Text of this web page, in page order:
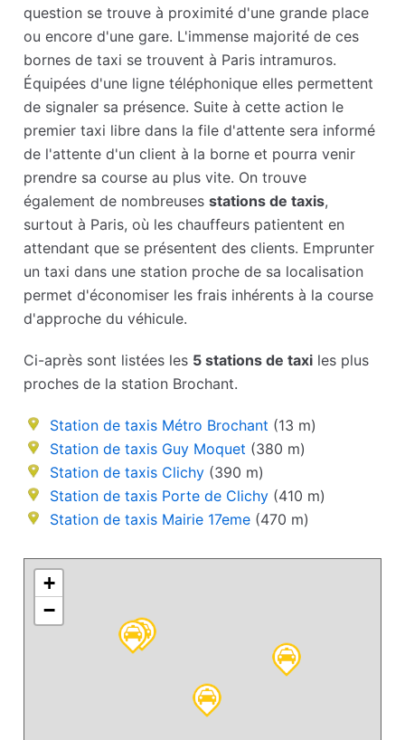
question se trouve à proximité d'une grande place
ou encore d'une gare. L'immense majorité de ces
bornes de taxi se trouvent à Paris intramuros.
Équipées d'une ligne téléphonique elles permettent
de signaler sa présence. Suite à cette action le
premier taxi libre dans la file d'attente sera informé
de l'attente d'un client à la borne et pourra venir
prendre sa course au plus vite. On trouve
également de nombreusesstations de taxis,
surtout à Paris, où les chauffeurs patientent en
attendant que se présentent des clients. Emprunter
un taxi dans une station proche de sa localisation
permet d'économiser les frais inhérents à la course
d'approche du véhicule.
Ci-après sont listées les 5 stations de taxi les plus
proches de la station Brochant.
Station de taxis Métro Brochant (13 m)
Station de taxis Guy Moquet (380 m)
Station de taxis Clichy (390 m)
Station de taxis Porte de Clichy (410 m)
Station de taxis Mairie 17eme (470 m)
+
−